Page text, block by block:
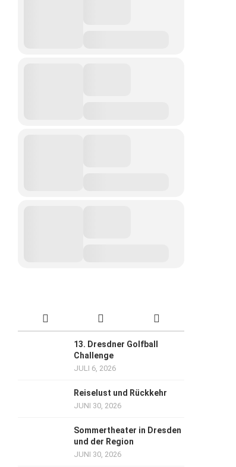
13. Dresdner Golfball
Challenge
JULI 6, 2026
Reiselust und Rückkehr
JUNI 30, 2026
Sommertheater in Dresden
und der Region
JUNI 30, 2026